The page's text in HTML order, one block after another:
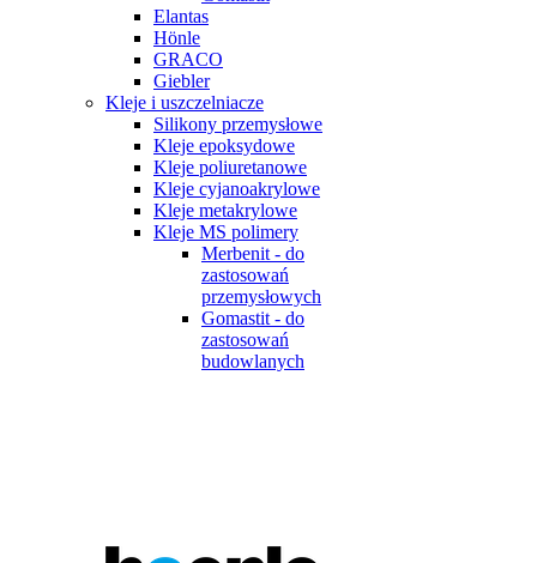
Elantas
Hönle
GRACO
Giebler
Kleje i uszczelniacze
Silikony przemysłowe
Kleje epoksydowe
Kleje poliuretanowe
Kleje cyjanoakrylowe
Kleje metakrylowe
Kleje MS polimery
Merbenit - do
zastosowań
przemysłowych
Gomastit - do
zastosowań
budowlanych